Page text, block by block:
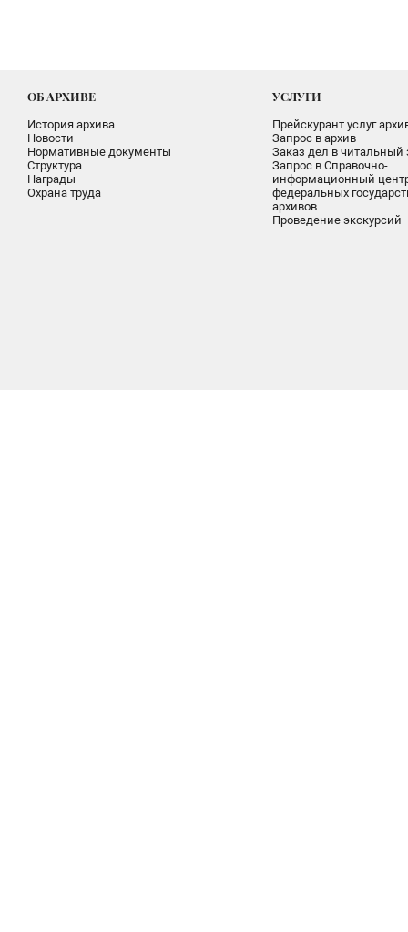
ОБ АРХИВЕ
История архива
Новости
Нормативные документы
Структура
Награды
Охрана труда
УСЛУГИ
Прейскурант услуг
Запрос в архив
Заказ дел в читальный
Запрос в Справочно-
информационный
федеральных
архивов
Проведение экскурсий